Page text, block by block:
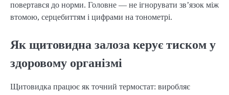
повертався до норми. Головне — не ігнорувати зв’язок між
втомою, серцебиттям і цифрами на тонометрі.
Як щитовидна залоза керує тиском у
здоровому організмі
Щитовидка працює як точний термостат: виробляє